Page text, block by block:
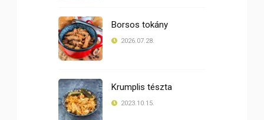
Borsos tokány
2026.07.28.
Krumplis tészta
2023.10.15.